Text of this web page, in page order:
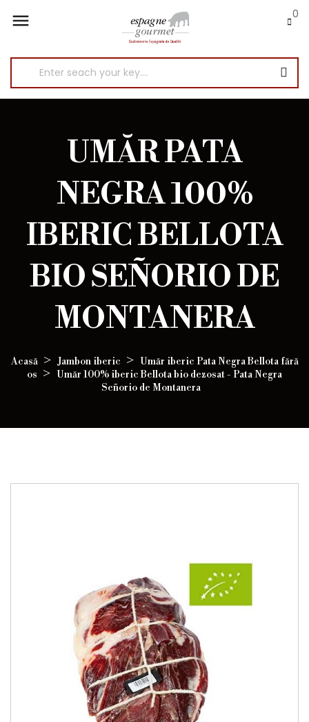
 0
UMĂR PATA
NEGRA 100%
IBERIC BELLOTA
BIO SEÑORIO DE
MONTANERA
Acasă Jambon iberic
Umăr iberic Pata Negra Bellota fără
os
Umăr 100% iberic Bellota bio dezosat - Pata Negra
Señorio de Montanera